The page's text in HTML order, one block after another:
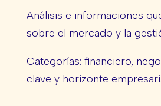
Análisis e informaciones
sobre el mercado y la
Categorías: financiero,
clave y horizonte